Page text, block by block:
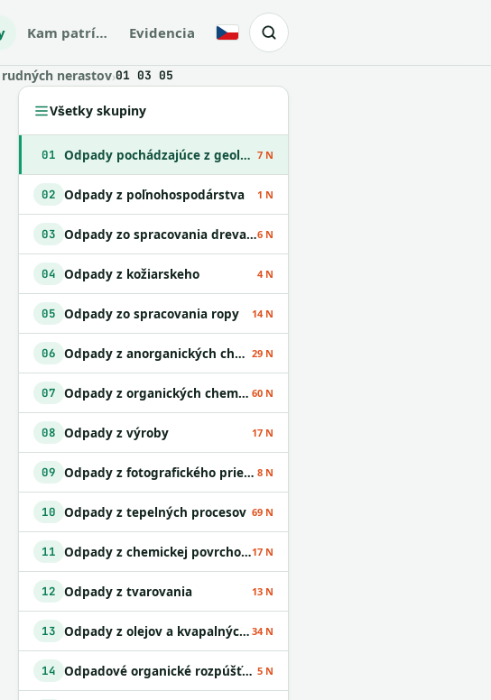
Kam patrí… Evidencia Česky
nerastov›01 03 05
Všetky skupiny
01 Odpady pochádzajúce z geologického prieskumu 7 N
02 Odpady z poľnohospodárstva 1 N
03 Odpady zo spracovania dreva a z výroby papiera6 N
04 Odpady z kožiarskeho 4 N
05 Odpady zo spracovania ropy 14 N
06 Odpady z anorganických chemických procesov 29 N
07 Odpady z organických chemických procesov 60 N
08 Odpady z výroby 17 N
09 Odpady z fotografického priemyslu 8 N
10 Odpady z tepelných procesov 69 N
11 Odpady z chemickej povrchovej úpravy kovov a nanášania kovov a iných materiálov; odpady z hydrometalurgie neželezných kovov17 N
12 Odpady z tvarovania 13 N
13 Odpady z olejov a kvapalných palív okrem jedlých olejov a odpadov uvedených v skupinách 05 a 12 34 N
14 Odpadové organické rozpúšťadlá 5 N